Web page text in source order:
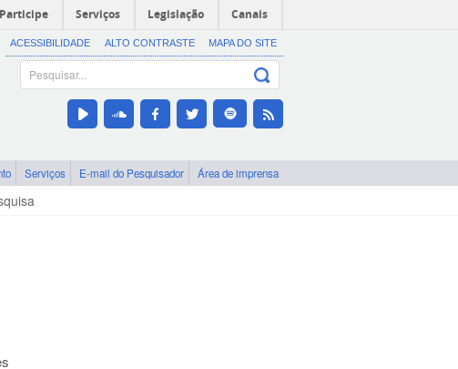
Participe Serviços Legislação Canais
ACESSIBILIDADE ALTO CONTRASTE MAPA DO SITE
Serviços E-mail do Pesquisador Área de imprensa